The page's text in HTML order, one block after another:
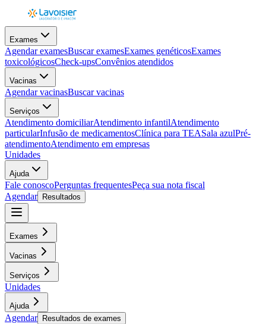
Exames
Agendar examesBuscar examesExames genéticosExames
toxicológicosCheck-upsConvênios atendidos
Vacinas
Agendar vacinasBuscar vacinas
Serviços
Atendimento domiciliarAtendimento infantilAtendimento
particularInfusão de medicamentosClínica para TEASala azulPré-
atendimentoAtendimento em empresas
Unidades
Ajuda
Fale conoscoPerguntas frequentesPeça sua nota fiscal
Agendar
Resultados
Exames
Vacinas
Serviços
Unidades
Ajuda
Agendar Resultados de exames